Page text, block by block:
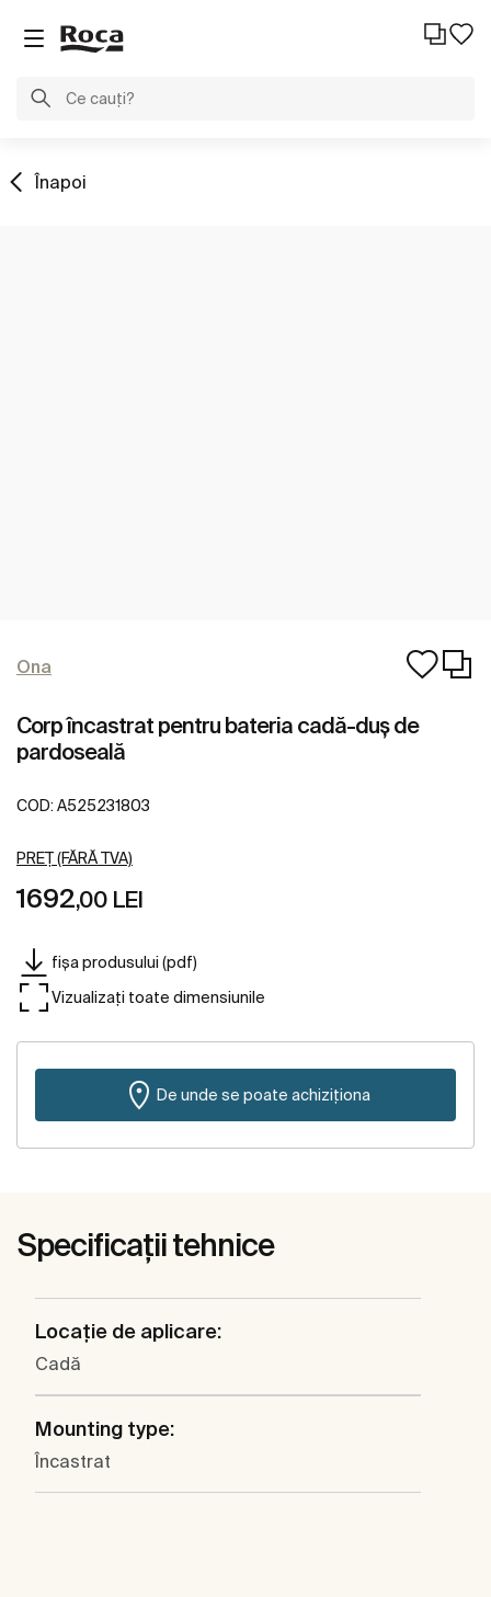
Înapoi
Ona
Corp încastrat pentru bateria cadă-duș de
pardoseală
COD: A525231803
PREȚ (FĂRĂ TVA)
1692,00 LEI
fișa produsului (pdf)
Vizualizați toate dimensiunile
De unde se poate achiziționa
Specificații tehnice
Locaţie de aplicare:
Cadă
Mounting type:
Încastrat